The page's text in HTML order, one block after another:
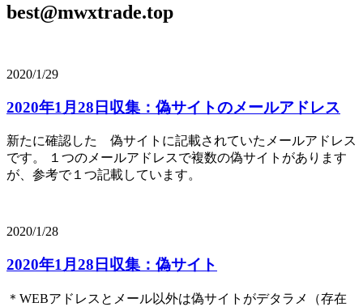
best@mwxtrade.top
2020/1/29
2020年1月28日収集：偽サイトのメールアドレス
新たに確認した 偽サイトに記載されていたメールアドレス
です。 １つのメールアドレスで複数の偽サイトがあります
が、参考で１つ記載しています。
2020/1/28
2020年1月28日収集：偽サイト
＊WEBアドレスとメール以外は偽サイトがデタラメ（存在